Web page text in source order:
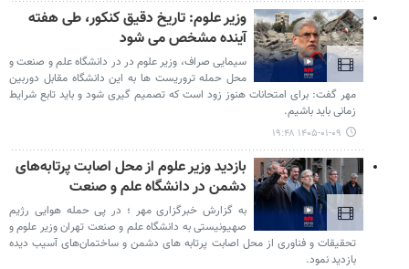
وزیر علوم: تاریخ دقیق کنکور، طی هفته
آینده مشخص می شود
سیمایی صراف، وزیر علوم در در دانشگاه علم و صنعت و
محل حمله تروریست ها به این دانشگاه مقابل دوربین
مهر گفت: برای امتحانات هنوز زود است که تصمیم گیری شود و باید تابع شرایط
زمانی باید باشیم.
۱۴۰۵-۰۱-۰۹ ۱۹:۴۸
بازدید وزیر علوم از محل اصابت پرتابه‌های
دشمن در دانشگاه علم و صنعت
به گزارش خبرگزاری مهر ؛ در پی حمله هوایی رژیم
صهیونیستی به دانشگاه علم و صنعت تهران وزیر علوم و
تحقیقات و فناوری از محل اصابت پرتابه های دشمن و ساختمان‌های آسیب دیده
بازدید نمود.